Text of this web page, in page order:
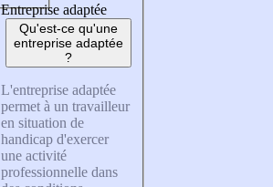
Entreprise adaptée
Qu'est-ce qu'une
entreprise adaptée
?
L'entreprise adaptée
permet à un travailleur
en situation de
handicap d'exercer
une activité
professionnelle dans